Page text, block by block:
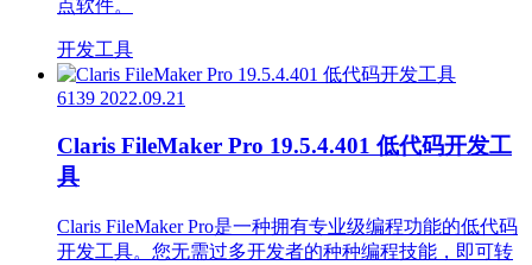
点软件。
开发工具
6139 2022.09.21
Claris FileMaker Pro 19.5.4.401 低代码开发工
具
Claris FileMaker Pro是一种拥有专业级编程功能的低代码
开发工具。您无需过多开发者的种种编程技能，即可转